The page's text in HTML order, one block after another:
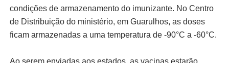
condições de armazenamento do imunizante. No Centro
de Distribuição do ministério, em Guarulhos, as doses
ficam armazenadas a uma temperatura de -90°C a -60°C.
Ao serem enviadas aos estados, as vacinas estarão